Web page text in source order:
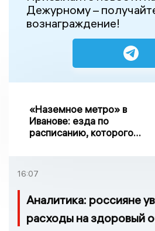
Дежурному –
вознаграждение!
«Наземное метро» в
Иванове: езда по
расписанию, которого
16:07
Аналитика: россияне
расходы на здоровый